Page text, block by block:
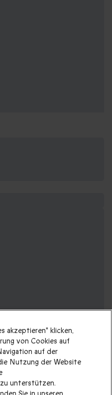
Geschenk?
anderen
akzeptieren" klicken,
von Cookies auf
auf der
Nutzung der Website
unterstützen.